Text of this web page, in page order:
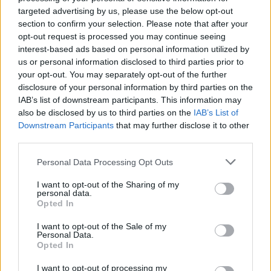
targeted advertising by us, please use the below opt-out
section to confirm your selection. Please note that after your
opt-out request is processed you may continue seeing
interest-based ads based on personal information utilized by
us or personal information disclosed to third parties prior to
your opt-out. You may separately opt-out of the further
disclosure of your personal information by third parties on the
IAB’s list of downstream participants. This information may
also be disclosed by us to third parties on the IAB’s List of
Downstream Participants that may further disclose it to other
Personal Data Processing Opt Outs
I want to opt-out of the Sharing of my
personal data.
Opted In
I want to opt-out of the Sale of my
Personal Data.
Opted In
I want to opt-out of processing my
ny asfalt på hovedvejen ind til genbrugspladsen
som led i et større vejarbejde på Over Kæret og i
krydset ved Th. Sauers Vej.
Mens genbrugspladsen er lukket, henvises
besøgende til området andre pladser.
Sundsholmen Genbrugsplads, Nørresundby, som
har adressen Sundsholmen 20, 9400
Nørresundby.
Åbningstiderne er mandag til fredag kl. 10.00-
18.00 og lørdag samt søndag kl. 08.00-18.00.
Storvorde Genbrugsplads, der har adressen
Vis mere